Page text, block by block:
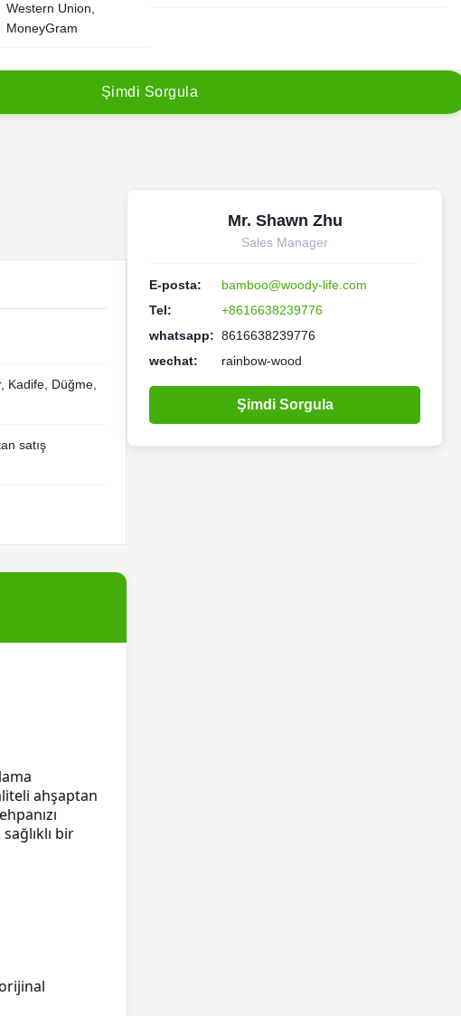
Western Union,
MoneyGram
Şimd i Sorgu a
Kadife, Düğme,
satış
ahşaptan
bir
Mr. Shawn Zhu
Sales Manager
E-posta:
bamboo@woody-life.com
Tel:
+8616638239776
whatsapp: 8616638239776
wechat:
rainbow-wood
Şimdi Sorgula